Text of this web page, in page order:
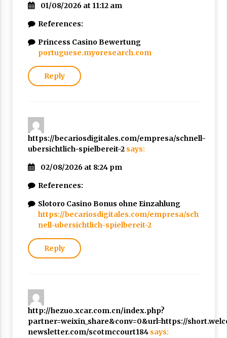
01/08/2026 at 11:12 am
References:
Princess Casino Bewertung
portuguese.myoresearch.com
Reply
https://becariosdigitales.com/empresa/schnell-
ubersichtlich-spielbereit-2 says:
02/08/2026 at 8:24 pm
References:
Slotoro Casino Bonus ohne Einzahlung
https://becariosdigitales.com/empresa/sch
nell-ubersichtlich-spielbereit-2
Reply
http://hezuo.xcar.com.cn/index.php?
partner=weixin_share&conv=0&url=https://
newsletter.com/scotmccourt184 says: